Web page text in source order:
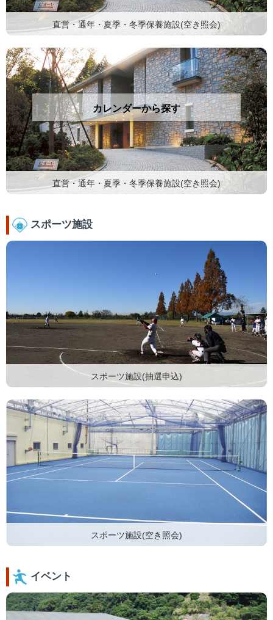
直営・通年・夏季・冬季保養施設(空き照会)
直営・通年・夏季・冬季保養施設(空き照会)
カレンダーから探す
スポーツ施設
スポーツ施設(抽選申込)
スポーツ施設(空き照会)
イベント